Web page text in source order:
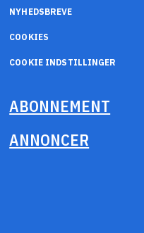
NYHEDSBREVE
COOKIES
COOKIE INDSTILLINGER
ABONNEMENT
ANNONCER